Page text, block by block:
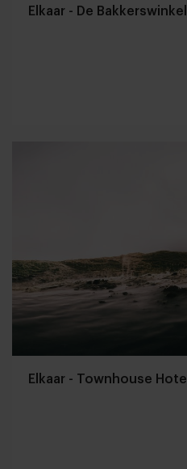
Elkaar - De Bakkerswinkel
Elkaar - Townhouse Hotel